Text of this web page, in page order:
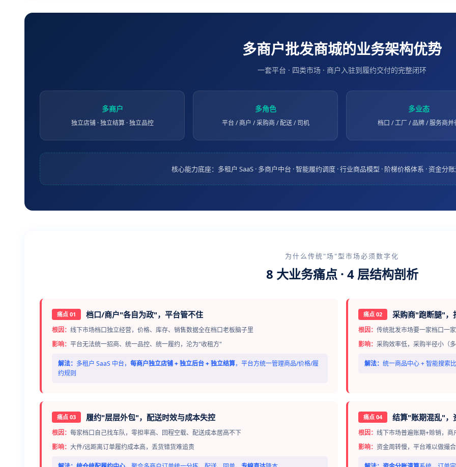
多商户批发商城的业务架构优势
一套平台 · 四类市场 · 商户入驻到履约交付的完整闭环
多商户
独立店铺 · 独立结算 · 独立品控
多角色
平台 / 商户 / 采购商 / 配送 / 司机
多业态
档口 / 工厂 / 品牌 / 服务商并
核心能力底座：多租户 SaaS · 多商户中台 · 智能履约调度 · 行业商品模型 · 阶梯价格体系 · 资金分
为什么传统"场"型市场必须数字化
8 大业务痛点 · 4 层结构剖析
痛点 01 档口/商户"各自为政"，平台管不住
根因： 线下市场档口独立经营，价格、库存、销售数据全在档口老板脑子里
影响： 平台无法统一招商、统一品控、统一履约，沦为"收租方"
解法： 多租户 SaaS 中台， 每商户独立店铺 + 独立后台 + 独立结算，平台方统一管理商品/价格/履
约规则
痛点 02 采购商"跑断腿"，
根因： 传统批发市场要一家档口一
影响： 采购效率低，采购半径小（
解法： 统一商品中心 + 智能搜索
痛点 03 履约"层层外包"，配送时效与成本失控
根因： 每家档口自己找车队，零担率高、回程空载、配送成本居高不下
影响： 大件/远距离订单履约成本高，丢货错货难追责
痛点 04 结算"账期混乱"，
根因： 线下市场普遍账期+赊销，
影响： 资金周转慢，平台难以做撮